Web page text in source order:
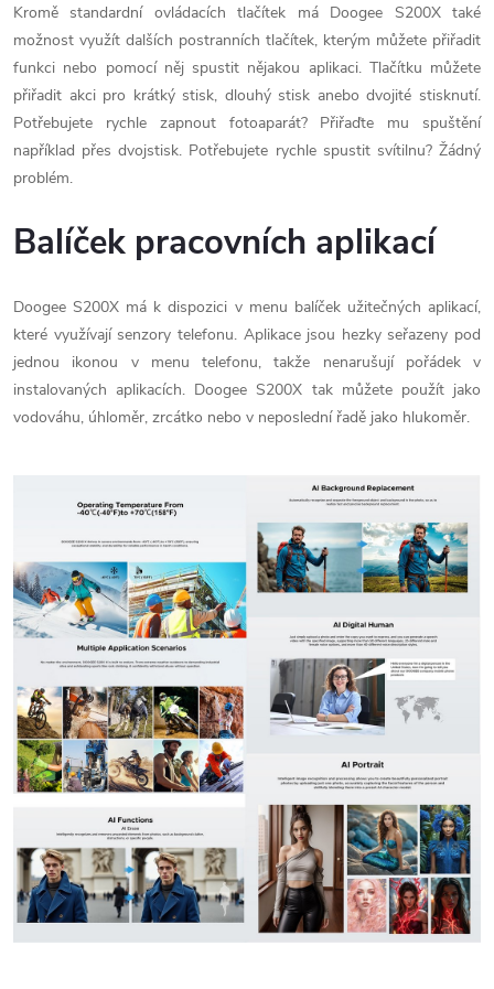
Kromě standardní ovládacích tlačítek má Doogee S200X také
možnost využít dalších postranních tlačítek, kterým můžete přiřadit
funkci nebo pomocí něj spustit nějakou aplikaci. Tlačítku můžete
přiřadit akci pro krátký stisk, dlouhý stisk anebo dvojité stisknutí.
Potřebujete rychle zapnout fotoaparát? Přiřaďte mu spuštění
například přes dvojstisk. Potřebujete rychle spustit svítilnu? Žádný
problém.
Balíček pracovních aplikací
Doogee S200X má k dispozici v menu balíček užitečných aplikací,
které využívají senzory telefonu. Aplikace jsou hezky seřazeny pod
jednou ikonou v menu telefonu, takže nenarušují pořádek v
instalovaných aplikacích. Doogee S200X tak můžete použít jako
vodováhu, úhloměr, zrcátko nebo v neposlední řadě jako hlukoměr.